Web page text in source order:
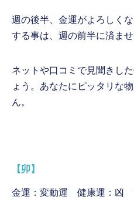
週の後半、金運がよろしく
する事は、週の前半に済ま
ネットや口コミで見聞きし
ょう。あなたにピッタリな
ん。
【卯】
金運：変動運 健康運：凶